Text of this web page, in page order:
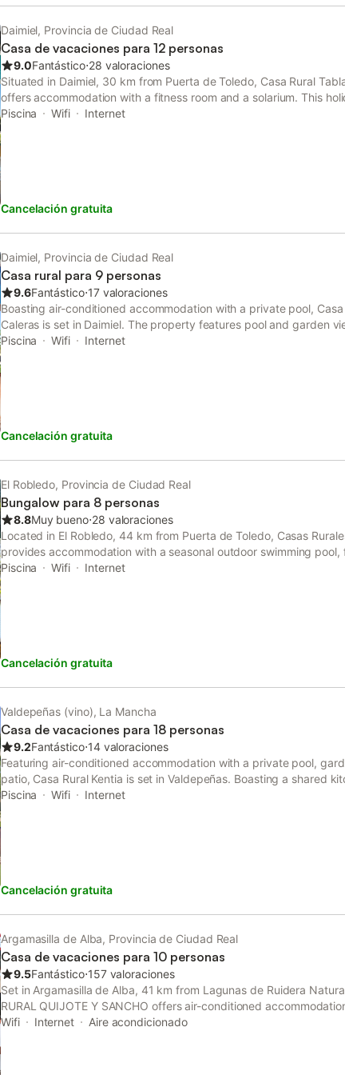
Daimiel, Provincia de Ciudad Real
Casa de vacaciones para 12 personas
9.0Fantástico⋅28 valoraciones
Situated in Daimiel, 30 km from Puerta de Toledo, Casa Rural
offers accommodation with a fitness room and a solarium. This
a private pool and a garden.
Piscina Wifi Internet
Cancelación gratuita
Daimiel, Provincia de Ciudad Real
Casa rural para 9 personas
9.6Fantástico⋅17 valoraciones
Boasting air-conditioned accommodation with a private pool, Casa
Caleras is set in Daimiel. The property features pool and garden
km from Puerta de Toledo.
Piscina Wifi Internet
Cancelación gratuita
El Robledo, Provincia de Ciudad Real
Bungalow para 8 personas
8.8Muy bueno⋅28 valoraciones
Located in El Robledo, 44 km from Puerta de Toledo, Casas
provides accommodation with a seasonal outdoor swimming pool,
parking, a garden and a terrace.
Piscina Wifi Internet
Cancelación gratuita
Valdepeñas (vino), La Mancha
Casa de vacaciones para 18 personas
9.2Fantástico⋅14 valoraciones
Featuring air-conditioned accommodation with a private pool,
patio, Casa Rural Kentia is set in Valdepeñas. Boasting a shared
property also provides guests with a picnic area.
Piscina Wifi Internet
Cancelación gratuita
Argamasilla de Alba, Provincia de Ciudad Real
Casa de vacaciones para 10 personas
9.5Fantástico⋅157 valoraciones
Set in Argamasilla de Alba, 41 km from Lagunas de Ruidera
RURAL QUIJOTE Y SANCHO offers air-conditioned
terrace and free WiFi. Featuring a shared kitchen, this property
Wifi Internet Aire acondicionado